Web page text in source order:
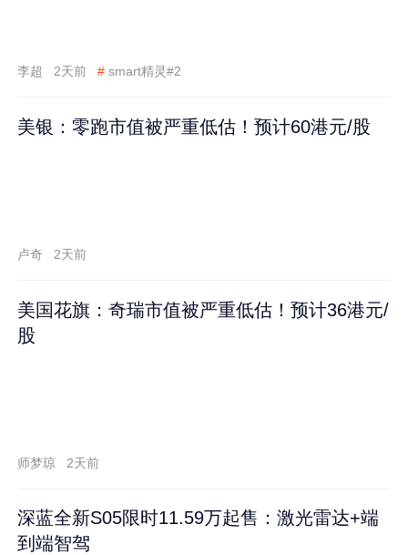
李超 2天前 # smart精灵#2
美银：零跑市值被严重低估！预计60港元/股
卢奇 2天前
美国花旗：奇瑞市值被严重低估！预计36港元/
股
师梦琼 2天前
深蓝全新S05限时11.59万起售：激光雷达+端
到端智驾